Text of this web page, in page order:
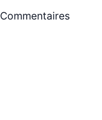
Commentaires